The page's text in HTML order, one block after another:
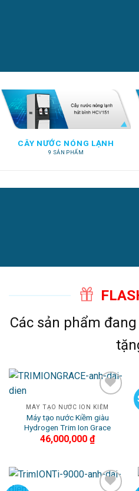
CÂY NƯỚC NÓNG LẠNH
9 SẢN PHẨM
Các sản phẩm
Add to
Wishlist
MÁY TẠO NƯỚC ION KIỀM
Máy tạo nước Kiềm giàu
Hydrogen Trim Ion Grace
46,000,000 ₫